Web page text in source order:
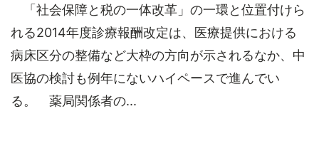
「社会保障と税の一体改革」の一環と位置付けら
れる2014年度診療報酬改定は、医療提供における
病床区分の整備など大枠の方向が示されるなか、中
医協の検討も例年にないハイペースで進んでい
る。 薬局関係者の...